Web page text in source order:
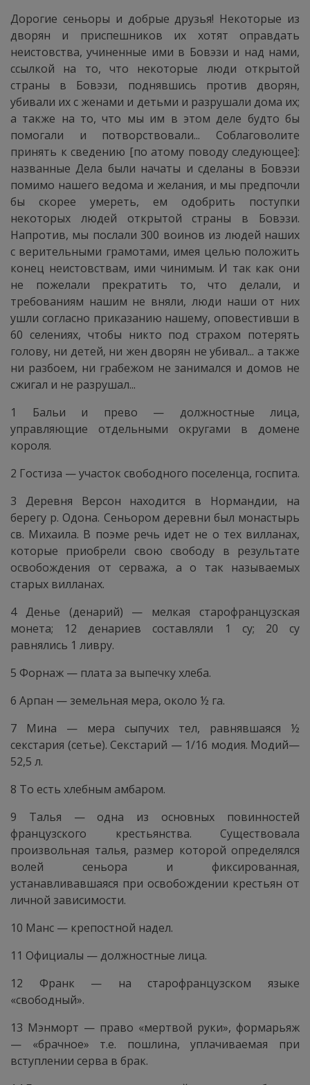
Дорогие сеньоры и добрые друзья! Некоторые из
дворян и приспешников их хотят оправдать
неистовства, учиненные ими в Бовэзи и над нами,
ссылкой на то, что некоторые люди открытой
страны в Бовэзи, поднявшись против дворян,
убивали их с женами и детьми и разрушали дома их;
а также на то, что мы им в этом деле будто бы
помогали и потворствовали... Соблаговолите
принять к сведению [по атому поводу следующее]:
названные Дела были начаты и сделаны в Бовэзи
помимо нашего ведома и желания, и мы предпочли
бы скорее умереть, ем одобрить поступки
некоторых людей открытой страны в Бовэзи.
Напротив, мы послали 300 воинов из людей наших
с верительными грамотами, имея целью положить
конец неистовствам, ими чинимым. И так как они
не пожелали прекратить то, что делали, и
требованиям нашим не вняли, люди наши от них
ушли согласно приказанию нашему, оповестивши в
60 селениях, чтобы никто под страхом потерять
голову, ни детей, ни жен дворян не убивал... а также
ни разбоем, ни грабежом не занимался и домов не
сжигал и не разрушал...
1 Бальи и прево — должностные лица,
управляющие отдельными округами в домене
короля.
2 Гостиза — участок свободного поселенца, госпита.
3 Деревня Версон находится в Нормандии, на
берегу р. Одона. Сеньором деревни был монастырь
св. Михаила. В поэме речь идет не о тех вилланах,
которые приобрели свою свободу в результате
освобождения от серважа, а о так называемых
старых вилланах.
4 Денье (денарий) — мелкая старофранцузская
монета; 12 денариев составляли 1 су; 20 су
равнялись 1 ливру.
5 Форнаж — плата за выпечку хлеба.
6 Арпан — земельная мера, около ½ га.
7 Мина — мера сыпучих тел, равнявшаяся ½
секстария (сетье). Секстарий — 1/16 модия. Модий—
52,5 л.
8 То есть хлебным амбаром.
9 Талья — одна из основных повинностей
французского крестьянства. Существовала
произвольная талья, размер которой определялся
волей сеньора и фиксированная,
устанавливавшаяся при освобождении крестьян от
личной зависимости.
10 Манс — крепостной надел.
11 Официалы — должностные лица.
12 Франк — на старофранцузском языке
«свободный».
13 Мэнморт — право «мертвой руки», формарьяж
— «брачное» т.е. пошлина, уплачиваемая при
вступлении серва в брак.